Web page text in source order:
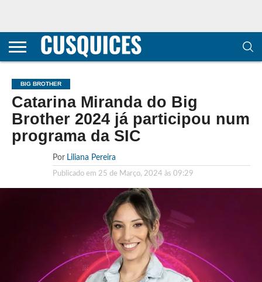
CONTACTOS
HOME
POLÍTICA DE
E COOKIES
SOBRE
TERMOS E
TRANSPARÊNCIA
METODOLOGIA
BIG BROTHER
Catarina Miranda do Big
Brother 2024 já participou num
programa da SIC
Por Liliana Pereira
Publicado em 25 de Março, 2024 às 09:29